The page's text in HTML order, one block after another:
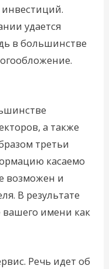
удается
в большинстве
а также
третьи
касаемо
возможен и
В результате
имени как
Речь идет об